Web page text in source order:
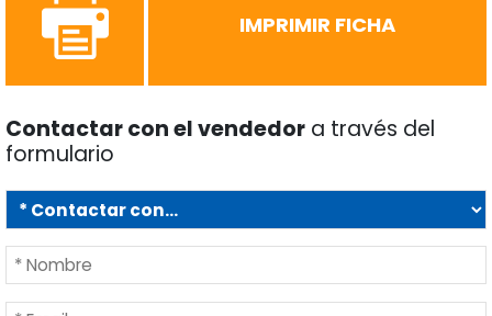
IMPRIMIR FICHA
Contactar con el vendedor a través del
formulario